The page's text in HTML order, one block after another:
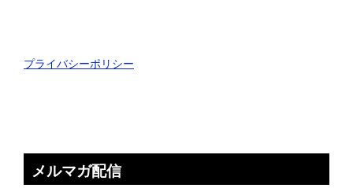
プライバシーポリシー
メルマガ配信